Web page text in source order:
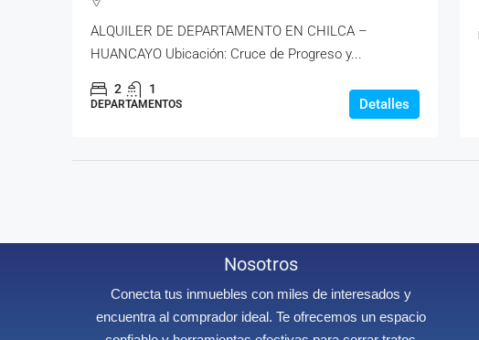
ALQUILER DE DEPARTAMENTO EN CHILCA –
HUANCAYO Ubicación: Cruce de Progreso y...
2 1
DEPARTAMENTOS Detalles
Nosotros
Conecta tus inmuebles con miles de interesados y
encuentra al comprador ideal. Te ofrecemos un espacio